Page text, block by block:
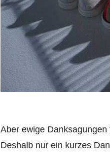
Aber ewige Danksagungen
Deshalb nur ein kurzes